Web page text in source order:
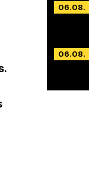
06.08.
06.08.